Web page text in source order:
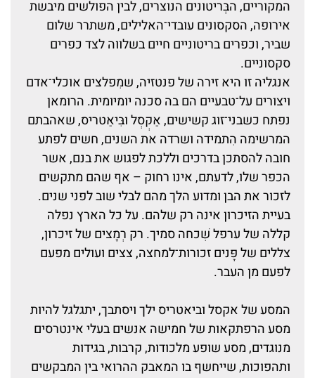
המקוריים, הבְּריטונים הנוצרים, לבין הפולשים מיבשת
אירופה, הסקסונים עובדי־האלילים, משתרר שלום
שביר, וכפרים בריטוניים חיים בשלווה לצד כפרים
סקסוניים.
אנגליה זו היא זירה של פנטזיה, שמִפלצים אוכלי־אדם
ויצורים על־טבעיים הם בה סכנה יומיומית. הרומאן
נפתח כשבני־זוג קשישים, אַקְסְל ובִּיאַטריס, שאהבתם
המרשימה הִתמידה ושרדה את השנים, חשים לפתע
חובה להסתכן בדרכים וללכת לפגוש את בנם, אשר
הכפר שלו, לדעתם, אינו רחוק – אף שהם מתקשים
לזכור את הבן ומדוע הלך מהם לבלי שוב לפני שנים.
בעיית הזיכרון אינה רק שלהם. על כל הארץ נפלה
קללה של ערפל שִׁכחה סמיך. רק רְמָצים של זיכרון,
צללים של פָּנים זכורות־למחצה, צצים ועולים מפעם
לפעם מן העבר.
המסע של אקסל וביאטריס ילך ויסתבך, יתגלגל להיות
מסע הרפתקאות של חמישה אנשים בעלי אינטרסים
מנוגדים, מסע שופע מלכודות, קרבות, בגידות
ותהפוכות, שייחשף בו המאבק ההרואי בין המבקשים